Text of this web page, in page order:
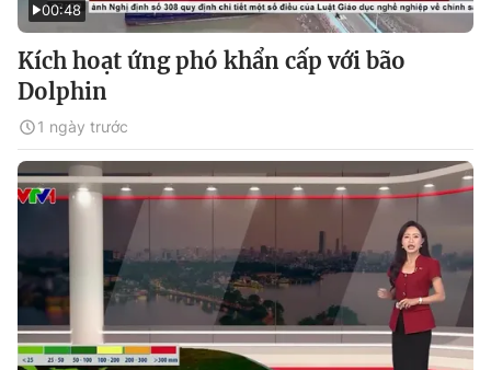
00:48
Kích hoạt ứng phó khẩn cấp với bão
Dolphin
1 ngày trước